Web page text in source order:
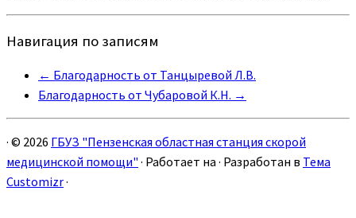
Навигация по записям
← Благодарность от Танцыревой Л.В.
Благодарность от Чубаровой К.Н. →
· © 2026 ГБУЗ "Пензенская областная станция скорой
медицинской помощи" · Работает на · Разработан в Тема
Customizr·